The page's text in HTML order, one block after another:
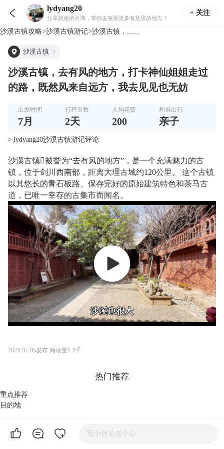
 lydyang20
分享旅途的点滴，带你去发现更多有意思的地方！
+ 关注
沙溪古镇攻略>沙溪古镇游记>沙溪古镇，......
沙溪古镇
沙溪古镇，去有风的地方，打卡神仙姐姐走过
的路，既然风来自远方，我去见见也无妨
出发时间
7月
行程天数
2天
人均花费
200
和谁出行
亲子
> lydyang20沙溪古镇游记评论
沙溪古镇被誉为“去有风的地方”，是一个充满魅力的古
镇，位于剑川西南部，距离大理古城约120公里。 这个古镇
以其悠长的青石板路、保存完好的原始建筑特色和茶马古
道，已唯一幸存的古集市而闻名。
2024-07-05发布 阅读量1.4千
热门推荐
重点推荐
目的地
摩洛哥旅游
写个评论走个心